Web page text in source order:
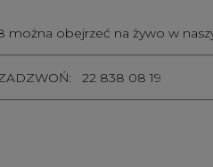
można obejrzeć na żywo w
22 838 08 19